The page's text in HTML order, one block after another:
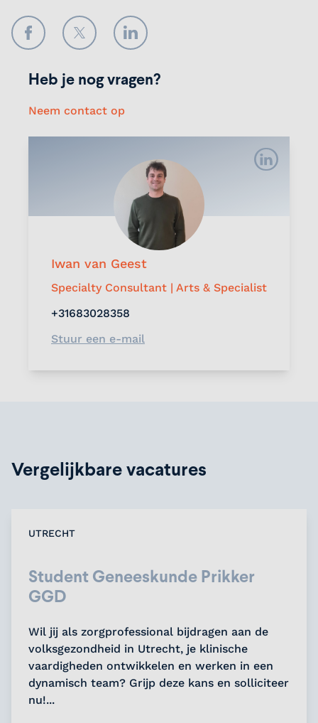
FacebookTwitter LinkedIn
Heb je nog vragen?
Neem contact op
Iwan van Geest
Specialty Consultant | Arts & Specialist
+31683028358
Stuur een e-mail
Vergelijkbare vacatures
UTRECHT
Student Geneeskunde Prikker
GGD
Wil jij als zorgprofessional bijdragen aan de
volksgezondheid in Utrecht, je klinische
vaardigheden ontwikkelen en werken in een
dynamisch team? Grijp deze kans en solliciteer
nu!...